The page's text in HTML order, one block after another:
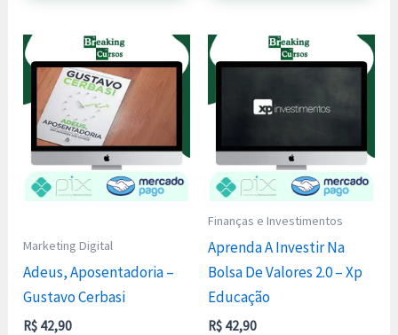
Marketing Digital
Adeus, Aposentadoria –
Gustavo Cerbasi
R$ 42,90
Finanças e Investimentos
Aprenda A Investir Na
Bolsa De Valores 2.0 – Xp
Educação
R$ 42,90